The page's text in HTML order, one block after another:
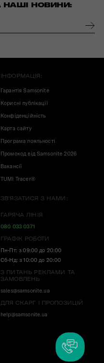
НАШІ НОВИНИ:
ІНФОРМАЦІЯ:
Гарантія Samsonite
Корисні публікації
Конфіденційність
Карта сайту
Програма лояльності
Промокод від Samsonite 2026
Вакансії
TUMI Tracer®
ЗВ'ЯЗАТИСЯ З НАМИ:
ГАРЯЧА ЛІНІЯ
080 033 0371
ГРАФІК РОБОТИ
Пн-Пт: з 09:00 до 20:00
Сб-Нд: з 10:00 до 20:00
З ПИТАНЬ РЕКЛАМИ ТА
ЗАМОВЛЕНЬ
sales@samsonite.ua
ДЛЯ СКАРГ І ПРОПОЗИЦІЙ
help@samsonite.ua